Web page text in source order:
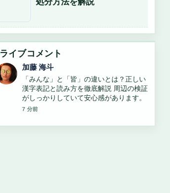
ライブコメント
高橋 蓮
「みんな」の正しい表記と使い方・誤用
例まとめ の整理がとても分かりやすいで
す。今日の中でも特に読みやすいです。
9 分前